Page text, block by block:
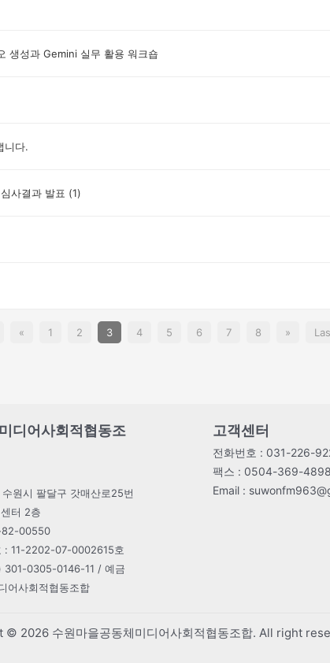
생성과 Gemini 실무 활용 워크숍
니다.
사결과 발표 (1)
« 1 2 3 4 5 6 7 8 »
디어사회적협동조
원시 팔달구 갓매산로25번
터 2층
82-00550
: 11-2202-07-0002615호
301-0305-0146-11 / 예금
어사회적협동조합
고객센터
전화번호 : 031-226-
팩스 : 0504-369-4898
Email :
© 2026 수원마을공동체미디어사회적협동조합. All right